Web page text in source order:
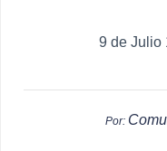
9 de Julio
Por: